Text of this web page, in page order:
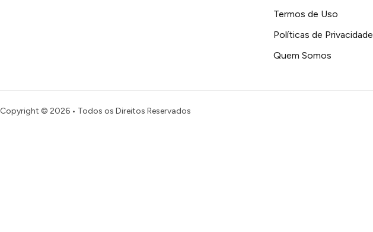
Termos de Uso
Políticas de Privacidade
Quem Somos
Copyright © 2026 • Todos os Direitos Reservados